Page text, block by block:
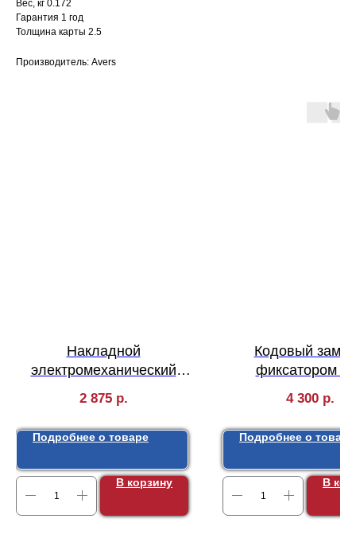
Вес, кг 0.172
Гарантия 1 год
Толщина карты 2.5
Производитель: Avers
Накладной
электромеханический
замок Falcon Eye FE-2370
без блокировки
2 875 р.
Подробнее о товаре
В корзину
Кодовый
фиксатором
4 300 р.
Подробнее о товаре
В